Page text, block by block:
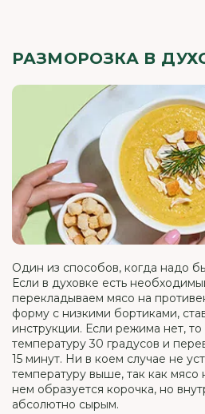
РАЗМОРОЗКА В
Один из способов, когда надо
Если в духовке есть
перекладываем мясо на
форму с низкими бортиками,
инструкции. Если режима нет,
температуру 30 градусов и
15 минут. Ни в коем случае не
температуру выше, так как мясо
нем образуется корочка, но
абсолютно сырым.